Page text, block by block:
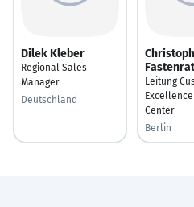
Dilek Kleber
Regional Sales
Manager
Deutschland
Leitung
Center
Berlin